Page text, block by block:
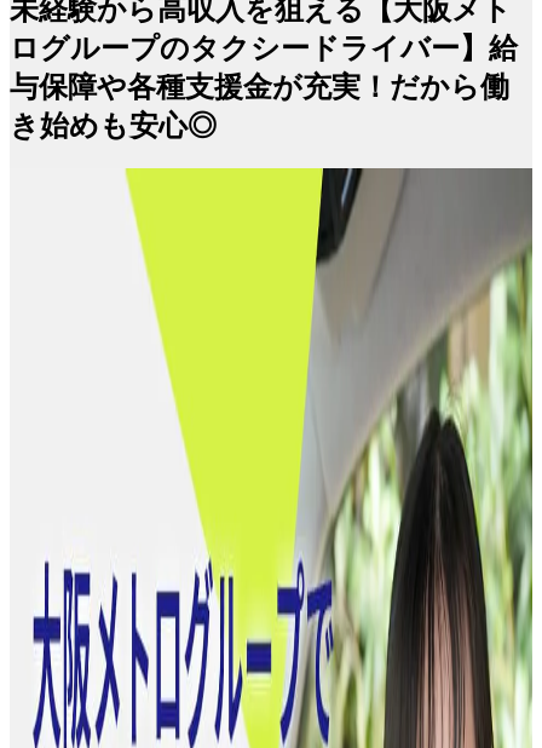
未経験から高収入を狙える【大阪メト
ログループのタクシードライバー】給
与保障や各種支援金が充実！だから働
き始めも安心◎